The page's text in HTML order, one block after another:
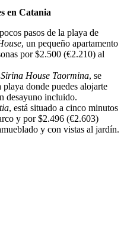
en Catania
pasos de la playa de
, un pequeño apartamento
por $2.500 (€2.210) al
Sirina House Taormina, se
playa donde puedes alojarte
desayuno incluido.
, está situado a cinco minutos
y por $2.496 (€2.603)
y con vistas al jardín.